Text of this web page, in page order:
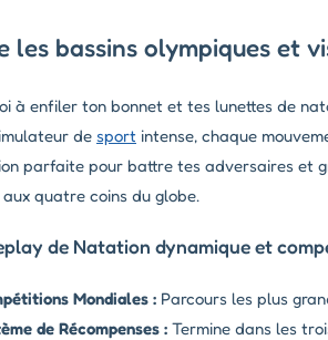
les bassins olympiques et
à enfiler ton bonnet et tes lunettes de
de sport intense, chaque
parfaite pour battre tes adversaires et
quatre coins du globe.
de Natation dynamique et
Mondiales : Parcours les plus
de Récompenses : Termine dans les